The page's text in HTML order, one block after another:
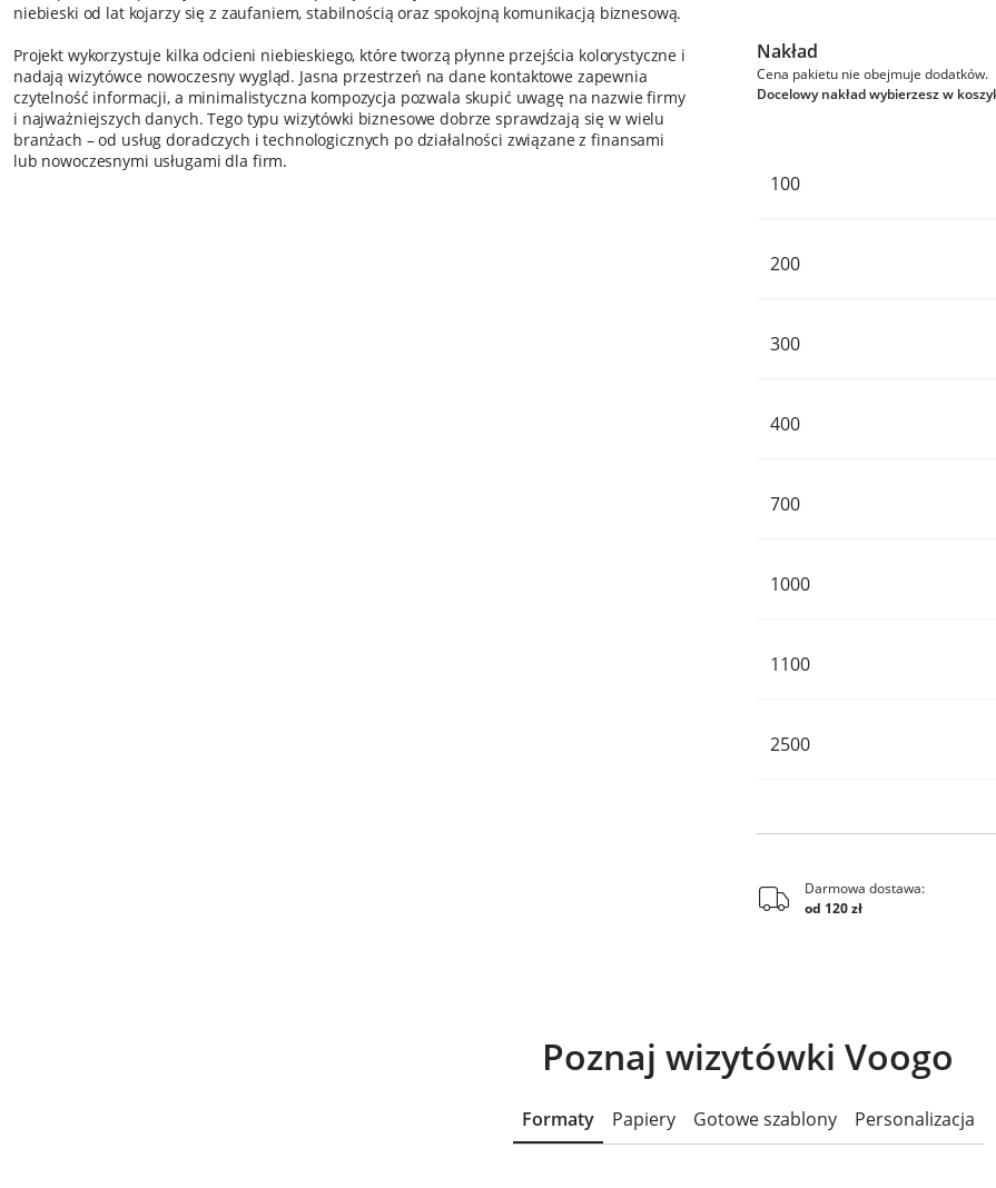
niebieski od lat kojarzy się z zaufaniem, stabilnością oraz spokojną komunikacją biznesową.
Projekt wykorzystuje kilka odcieni niebieskiego, które tworzą płynne przejścia kolorystyczne i
nadają wizytówce nowoczesny wygląd. Jasna przestrzeń na dane kontaktowe zapewnia
czytelność informacji, a minimalistyczna kompozycja pozwala skupić uwagę na nazwie firmy
i najważniejszych danych. Tego typu wizytówki biznesowe dobrze sprawdzają się w wielu
branżach – od usług doradczych i technologicznych po działalności związane z finansami
lub nowoczesnymi usługami dla firm.
Nakład
Cena pakietu nie obejmuje dodatków.
Docelowy nakład wybierzesz w
100
200
300
400
700
1000
1100
2500
Darmowa dostawa:
od 120 zł
Poznaj wizytówki Voogo
Formaty Papiery Gotowe szablony Personalizacja